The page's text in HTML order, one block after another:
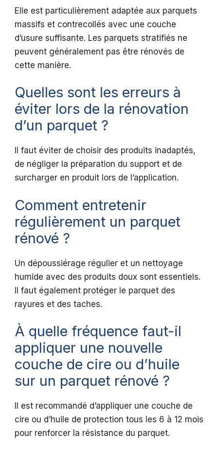
Elle est particulièrement adaptée aux parquets
massifs et contrecollés avec une couche
d’usure suffisante. Les parquets stratifiés ne
peuvent généralement pas être rénovés de
cette manière.
Quelles sont les erreurs à
éviter lors de la rénovation
d’un parquet ?
Il faut éviter de choisir des produits inadaptés,
de négliger la préparation du support et de
surcharger en produit lors de l’application.
Comment entretenir
régulièrement un parquet
rénové ?
Un dépoussiérage régulier et un nettoyage
humide avec des produits doux sont essentiels.
Il faut également protéger le parquet des
rayures et des taches.
À quelle fréquence faut-il
appliquer une nouvelle
couche de cire ou d’huile
sur un parquet rénové ?
Il est recommandé d’appliquer une couche de
cire ou d’huile de protection tous les 6 à 12 mois
pour renforcer la résistance du parquet.